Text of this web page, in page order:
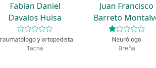
Fabian Daniel
Davalos Huisa
y ortopedista
Tacna
Juan Francisco
Barreto
Neurólogo
Breña